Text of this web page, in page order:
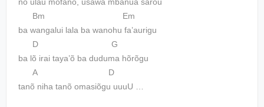
Bm Em
ba wangalui lala ba wanohu fa’aurigu
D G
ba lõ irai taya’õ ba duduma hõrõgu
A D
tanõ niha tanõ omasiõgu uuuU …